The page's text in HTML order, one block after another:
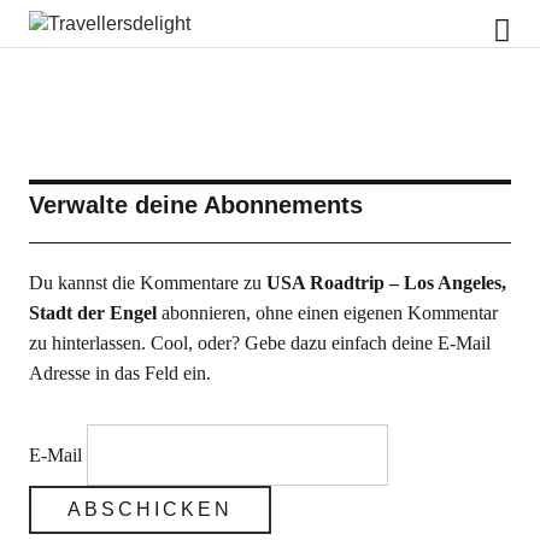
Travellersdelight
Verwalte deine Abonnements
Du kannst die Kommentare zu USA Roadtrip – Los Angeles,
Stadt der Engelabonnieren, ohne einen eigenen Kommentar
zu hinterlassen. Cool, oder? Gebe dazu einfach deine E-Mail
Adresse in das Feld ein.
E-Mail